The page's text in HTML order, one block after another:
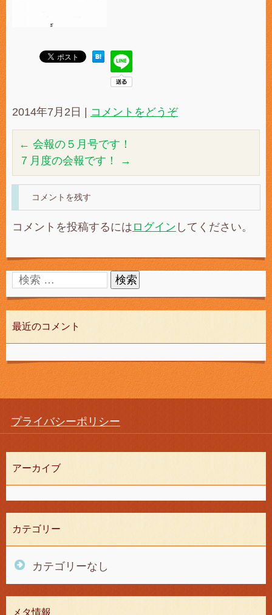
2014年7月2日 コメントをどうぞ
← 会報の５月号です！
７月度の会報です！
→
コメントを残す
コメントを投稿するには ログイン してください。
最近のコメント
プライバシーポリシー
アーカイブ
カテゴリー
カテゴリーなし
メタ情報